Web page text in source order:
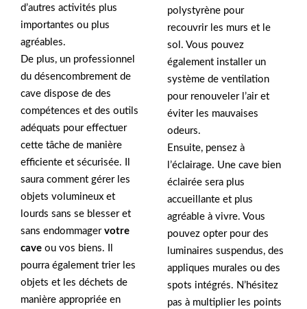
d’autres activités plus
importantes ou plus
agréables.
De plus, un professionnel
du désencombrement de
cave dispose de des
compétences et des outils
adéquats pour effectuer
cette tâche de manière
efficiente et sécurisée. Il
saura comment gérer les
objets volumineux et
lourds sans se blesser et
sans endommager votre
cave ou vos biens. Il
pourra également trier les
objets et les déchets de
manière appropriée en
polystyrène pour
recouvrir les murs et le
sol. Vous pouvez
également installer un
système de ventilation
pour renouveler l’air et
éviter les mauvaises
odeurs.
Ensuite, pensez à
l’éclairage. Une cave bien
éclairée sera plus
accueillante et plus
agréable à vivre. Vous
pouvez opter pour des
luminaires suspendus, des
appliques murales ou des
spots intégrés. N’hésitez
pas à multiplier les points